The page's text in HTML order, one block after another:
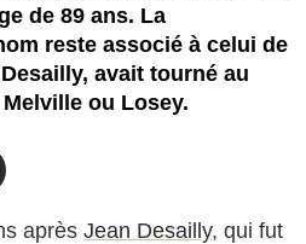
de 89 ans. La
reste associé à celui de
avait tourné au
ou Losey.
après Jean Desailly, qui fut